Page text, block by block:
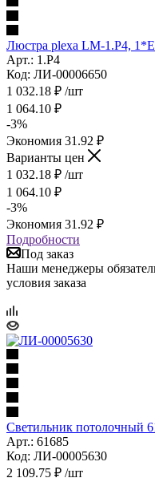
Люстра plexa LM-1.P4,
Арт.: 1.P4
Код: ЛИ-00006650
1 032.18 ₽ /шт
1 064.10 ₽
-3%
Экономия 31.92 ₽
Варианты цен
1 032.18 ₽ /шт
1 064.10 ₽
-3%
Экономия 31.92 ₽
Подробности
Под заказ
Наши менеджеры
условия заказа
Светильник потолочный
Арт.: 61685
Код: ЛИ-00005630
2 109.75 ₽ /шт